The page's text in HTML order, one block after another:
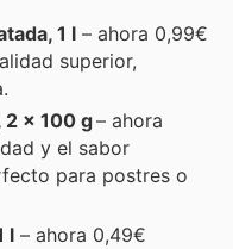
1 l – ahora 0,99€
superior,
x 100 g– ahora
y el sabor
para postres o
l – ahora 0,49€